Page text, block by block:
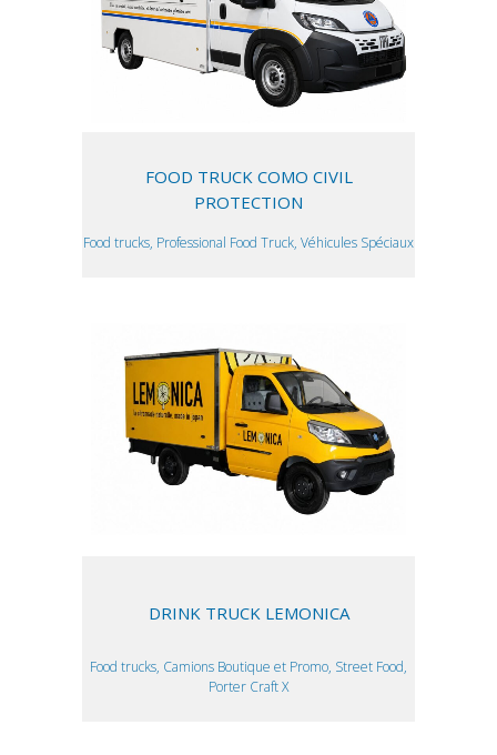
FOOD TRUCK COMO CIVIL
PROTECTION
Food trucks, Professional Food Truck, Véhicules Spéciaux
DRINK TRUCK LEMONICA
Food trucks, Camions Boutique et Promo, Street Food,
Porter Craft X